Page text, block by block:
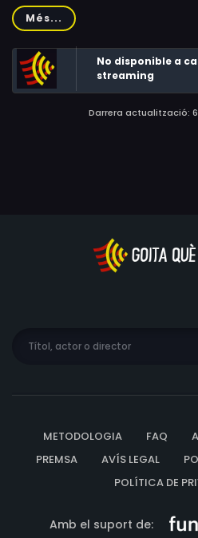
Iugoslàvia. Un dels integrants
irrefrenable a conservar la
d'expressió, malgrat que
moviment.
Més...
No disponible a
streaming
Darrera actualització:
METODOLOGIA FAQ
PREMSA
AVÍS LEGAL
POLÍTICA DE
Amb el suport de: